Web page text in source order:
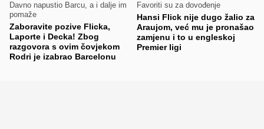
Davno napustio Barcu, a i dalje im
pomaže
Zaboravite pozive Flicka,
Laporte i Decka! Zbog
razgovora s ovim čovjekom
Rodri je izabrao Barcelonu
Favoriti su za dovođenje
Hansi Flick nije dugo žalio za
Araujom, već mu je pronašao
zamjenu i to u engleskoj
Premier ligi